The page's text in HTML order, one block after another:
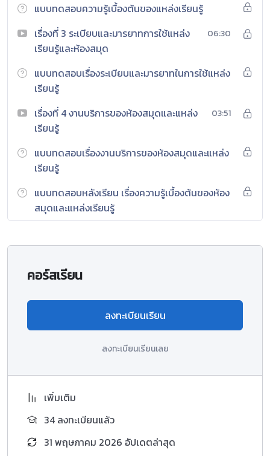
แบบทดสอบความรู้เบื้องต้นของแหล่งเรียนรู้
เรื่องที่ 3 ระเบียบและมารยาทการใช้แหล่ง
เรียนรู้และห้องสมุด
06:30
แบบทดสอบเรื่องระเบียบและมารยาทในการใช้แหล่ง
เรียนรู้
เรื่องที่ 4 งานบริการของห้องสมุดและแหล่ง
เรียนรู้
03:51
แบบทดสอบเรื่องงานบริการของห้องสมุดและแหล่ง
เรียนรู้
แบบทดสอบหลังเรียน เรื่องความรู้เบื้องต้นของห้อง
สมุดและแหล่งเรียนรู้
คอร์สเรียน
ลงทะเบียนเรียน
ลงทะเบียนเรียนเลย
เพิ่มเติม
34 ลงทะเบียนแล้ว
31 พฤษภาคม 2026 อัปเดตล่าสุด